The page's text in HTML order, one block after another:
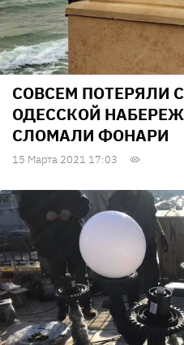
СОВСЕМ ПОТЕРЯЛИ
ОДЕССКОЙ
СЛОМАЛИ ФОНАРИ
15 Марта 2021 17:03